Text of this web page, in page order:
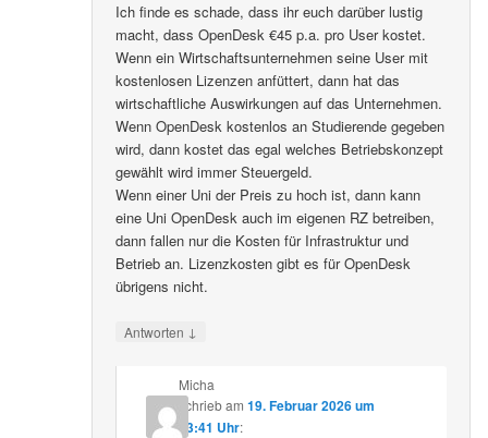
Ich finde es schade, dass ihr euch darüber lustig
macht, dass OpenDesk €45 p.a. pro User kostet.
Wenn ein Wirtschaftsunternehmen seine User mit
kostenlosen Lizenzen anfüttert, dann hat das
wirtschaftliche Auswirkungen auf das Unternehmen.
Wenn OpenDesk kostenlos an Studierende gegeben
wird, dann kostet das egal welches Betriebskonzept
gewählt wird immer Steuergeld.
Wenn einer Uni der Preis zu hoch ist, dann kann
eine Uni OpenDesk auch im eigenen RZ betreiben,
dann fallen nur die Kosten für Infrastruktur und
Betrieb an. Lizenzkosten gibt es für OpenDesk
übrigens nicht.
Antworten ↓
Micha
schriebam 19. Februar 2026 um
13:41 Uhr: